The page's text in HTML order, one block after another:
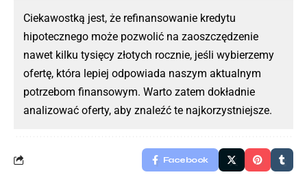
Ciekawostką jest, że refinansowanie kredytu
hipotecznego może pozwolić na zaoszczędzenie
nawet kilku tysięcy złotych rocznie, jeśli wybierzemy
ofertę, która lepiej odpowiada naszym aktualnym
potrzebom finansowym. Warto zatem dokładnie
analizować oferty, aby znaleźć te najkorzystniejsze.
Facebook